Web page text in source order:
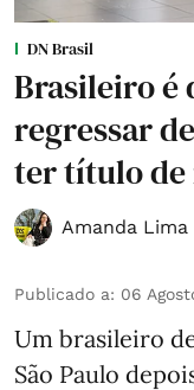
DN Brasil
Brasileiro é
regressar
ter título de
Amanda Lima
Publicado a: 06
Um brasileiro
São Paulo